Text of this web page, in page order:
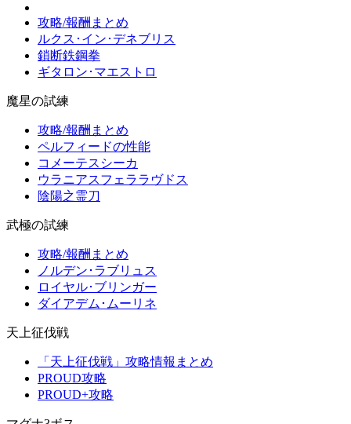
攻略/報酬まとめ
ルクス･イン･デネブリス
鎖断鉄鋼拳
ギタロン･マエストロ
魔星の試練
攻略/報酬まとめ
ペルフィードの性能
コメーテスシーカ
ウラニアスフェララヴドス
陰陽之霊刀
武極の試練
攻略/報酬まとめ
ノルデン･ラブリュス
ロイヤル･ブリンガー
ダイアデム･ムーリネ
天上征伐戦
「天上征伐戦」攻略情報まとめ
PROUD攻略
PROUD+攻略